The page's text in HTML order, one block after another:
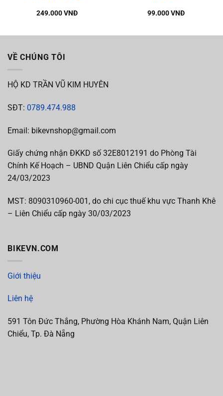
249.000VNĐ 99.000VNĐ
VỀ CHÚNG TÔI
HỘ KD TRẦN VŨ KIM HUYÊN
SĐT: 0789.474.988
Email: bikevnshop@gmail.com
Giấy chứng nhận ĐKKD số 32E8012191 do Phòng Tài
Chính Kế Hoạch – UBND Quận Liên Chiểu cấp ngày
24/03/2023
MST: 8090310960-001, do chi cục thuế khu vực Thanh Khê
– Liên Chiểu cấp ngày 30/03/2023
BIKEVN.COM
Giới thiệu
Liên hệ
591 Tôn Đức Thắng, Phường Hòa Khánh Nam, Quận Liên
Chiểu, Tp. Đà Nẵng